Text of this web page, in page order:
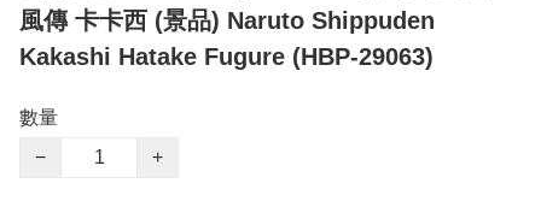
風傳 卡卡西 (景品) Naruto Shippuden
Kakashi Hatake Fugure (HBP-29063)
數量
−
+